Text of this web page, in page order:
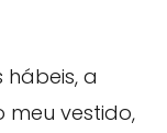
hábeis, a
meu vestido,